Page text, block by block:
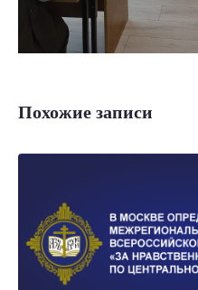
Похожие записи